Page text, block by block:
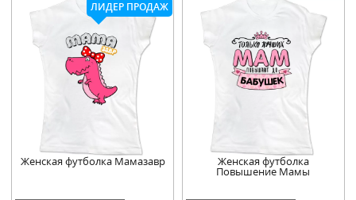
ЛИДЕР ПРОДАЖ
Женская футболка Мамазавр Женская футболка
Повышение Мамы